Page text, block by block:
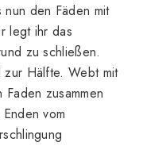
nun den Fäden mit
legt ihr das
zu schließen.
Hälfte. Webt mit
zusammen
vom